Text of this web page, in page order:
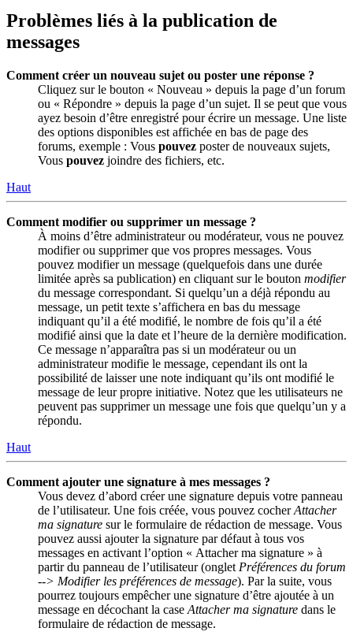
Problèmes liés à la publication de
messages
Comment créer un nouveau sujet ou poster une réponse ?
Cliquez sur le bouton « Nouveau » depuis la page d’un forum
ou « Répondre » depuis la page d’un sujet. Il se peut que vous
ayez besoin d’être enregistré pour écrire un message. Une liste
des options disponibles est affichée en bas de page des
forums, exemple : Vous pouvez poster de nouveaux sujets,
Vous pouvez joindre des fichiers, etc.
Haut
Comment modifier ou supprimer un message ?
À moins d’être administrateur ou modérateur, vous ne pouvez
modifier ou supprimer que vos propres messages. Vous
pouvez modifier un message (quelquefois dans une durée
limitée après sa publication) en cliquant sur le bouton modifier
du message correspondant. Si quelqu’un a déjà répondu au
message, un petit texte s’affichera en bas du message
indiquant qu’il a été modifié, le nombre de fois qu’il a été
modifié ainsi que la date et l’heure de la dernière modification.
Ce message n’apparaîtra pas si un modérateur ou un
administrateur modifie le message, cependant ils ont la
possibilité de laisser une note indiquant qu’ils ont modifié le
message de leur propre initiative. Notez que les utilisateurs ne
peuvent pas supprimer un message une fois que quelqu’un y a
répondu.
Haut
Comment ajouter une signature à mes messages ?
Vous devez d’abord créer une signature depuis votre panneau
de l’utilisateur. Une fois créée, vous pouvez cocherAttacher
ma signature sur le formulaire de rédaction de message. Vous
pouvez aussi ajouter la signature par défaut à tous vos
messages en activant l’option « Attacher ma signature » à
partir du panneau de l’utilisateur (onglet Préférences du forum
--> Modifier les préférences de message). Par la suite, vous
pourrez toujours empêcher une signature d’être ajoutée à un
message en décochant la case Attacher ma signature dans le
formulaire de rédaction de message.